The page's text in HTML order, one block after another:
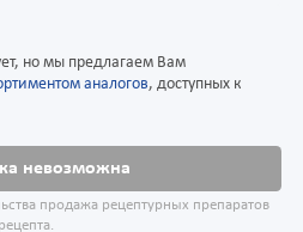
но мы предлагаем Вам
аналогов, доступных к
невозможна
продажа рецептурных препаратов